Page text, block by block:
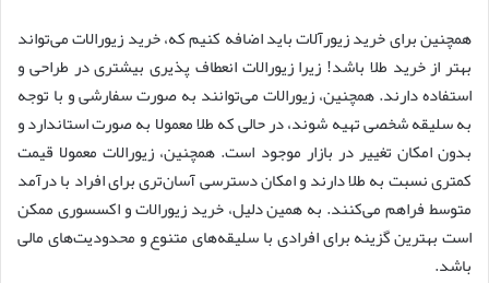
همچنین برای خرید زیورآلات باید اضافه کنیم که، خرید زیورالات می‌تواند
بهتر از خرید طلا باشد! زیرا زیورالات انعطاف پذیری بیشتری در طراحی و
استفاده دارند. همچنین، زیورالات می‌توانند به صورت سفارشی و با توجه
به سلیقه شخصی تهیه شوند، در حالی که طلا معمولا به صورت استاندارد و
بدون امکان تغییر در بازار موجود است. همچنین، زیورالات معمولا قیمت
کمتری نسبت به طلا دارند و امکان دسترسی آسان‌تری برای افراد با درآمد
متوسط فراهم می‌کنند. به همین دلیل، خرید زیورالات و اکسسوری ممکن
است بهترین گزینه برای افرادی با سلیقه‌های متنوع و محدودیت‌های مالی
باشد.